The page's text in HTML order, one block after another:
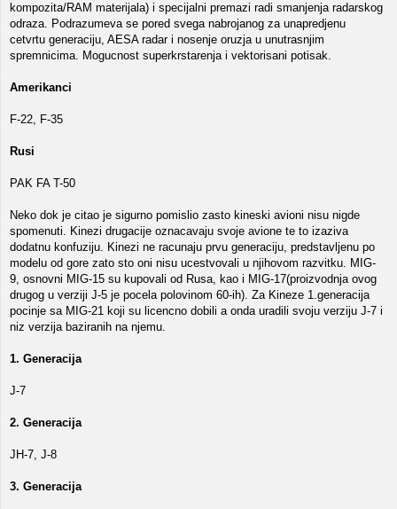
kompozita/RAM materijala) i specijalni premazi radi smanjenja radarskog
odraza. Podrazumeva se pored svega nabrojanog za unapredjenu
cetvrtu generaciju, AESA radar i nosenje oruzja u unutrasnjim
spremnicima. Mogucnost superkrstarenja i vektorisani potisak.
Amerikanci
F-22, F-35
Rusi
PAK FA T-50
Neko dok je citao je sigurno pomislio zasto kineski avioni nisu nigde
spomenuti. Kinezi drugacije oznacavaju svoje avione te to izaziva
dodatnu konfuziju. Kinezi ne racunaju prvu generaciju, predstavljenu po
modelu od gore zato sto oni nisu ucestvovali u njihovom razvitku. MIG-
9, osnovni MIG-15 su kupovali od Rusa, kao i MIG-17(proizvodnja ovog
drugog u verziji J-5 je pocela polovinom 60-ih). Za Kineze 1.generacija
pocinje sa MIG-21 koji su licencno dobili a onda uradili svoju verziju J-7 i
niz verzija baziranih na njemu.
1. Generacija
J-7
2. Generacija
JH-7, J-8
3. Generacija